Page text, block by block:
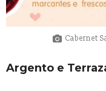
Cabernet
Argento e